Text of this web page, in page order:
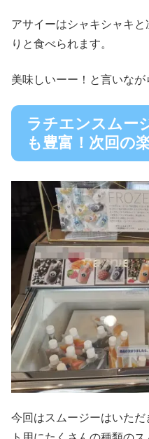
アサイーはシャキシャキと
りと食べられます。
美味しいーー！と言いなが
ラチエンスムー
も豊富！次回の
今回はスムージーはいた